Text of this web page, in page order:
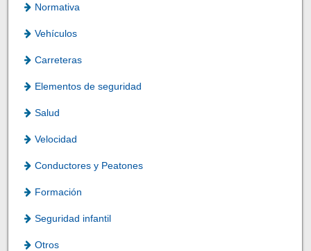
Normativa
Vehículos
Carreteras
Elementos de seguridad
Salud
Velocidad
Conductores y Peatones
Formación
Seguridad infantil
Otros